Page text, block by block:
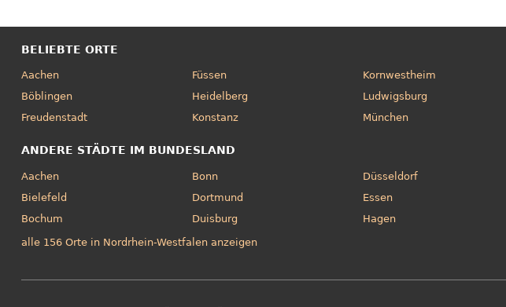
BELIEBTE ORTE
Aachen
Böblingen
Freudenstadt
Füssen
Heidelberg
Konstanz
Kornwestheim
Ludwigsburg
München
ANDERE STÄDTE IM BUNDESLAND
Aachen
Bielefeld
Bochum
Bonn
Dortmund
Duisburg
Düsseldorf
Essen
Hagen
alle 156 Orte in Nordrhein-Westfalen anzeigen